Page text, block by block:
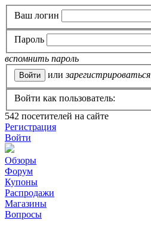
Ваш логин
Пароль
вспомнить пароль
или зарегистрироваться
Войти как пользователь:
542 посетителей на сайте
Регистрация
Войти
Обзоры
Форум
Купоны
Распродажи
Магазины
Вопросы